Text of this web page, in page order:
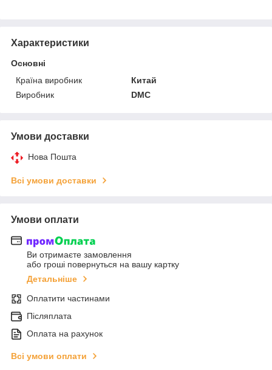
Характеристики
Основні
Країна виробник
Китай
Виробник
DMC
Умови доставки
Нова Пошта
Всі умови доставки
Умови оплати
Ви отримаєте замовлення
або гроші повернуться на вашу картку
Детальніше
Оплатити частинами
Післяплата
Оплата на рахунок
Всі умови оплати